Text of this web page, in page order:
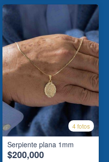
4 fotos
Serpiente plana 1mm
$200,000